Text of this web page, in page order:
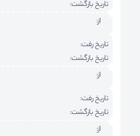
تاریخ بازگشت:
از:
تاریخ رفت:
تاریخ بازگشت:
از:
تاریخ رفت:
تاریخ بازگشت:
از: